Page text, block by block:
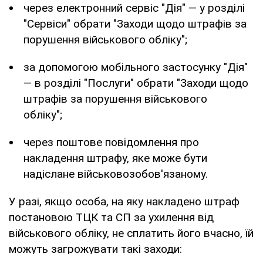
через електронний сервіс "Дія" — у розділі
"Сервіси" обрати "Заходи щодо штрафів за
порушення військового обліку";
за допомогою мобільного застосунку "Дія"
— в розділі "Послуги" обрати "Заходи щодо
штрафів за порушення військового
обліку";
через поштове повідомлення про
накладення штрафу, яке може бути
надіслане військовозобов'язаному.
У разі, якщо особа, на яку накладено штраф
постановою ТЦК та СП за ухилення від
військового обліку, не сплатить його вчасно, їй
можуть загрожувати такі заходи: